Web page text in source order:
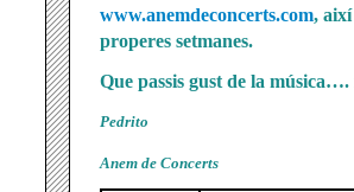
www.anemdeconcerts.com,
properes setmanes.
Que passis gust de la
Pedrito
Anem de Concerts